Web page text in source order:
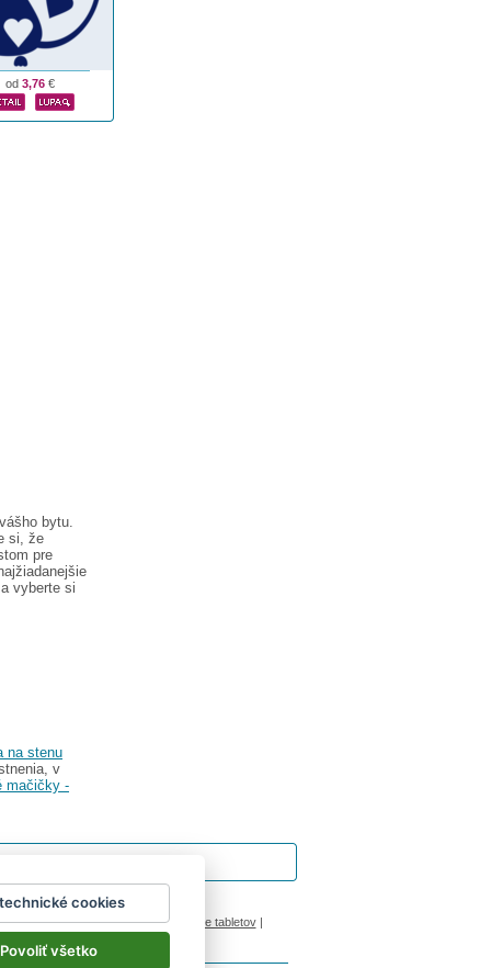
od 3,76 €
bytu.
si, že
pre
vyberte si
na stenu
v
mačičky -
|Impressum
manžel česká lípa|porovnanie tabletov|
cookies
Povoliť všetko